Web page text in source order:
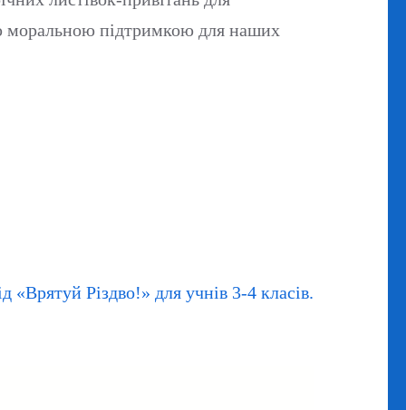
моральною підтримкою для наших
«Врятуй Різдво!» для учнів 3-4 класів.